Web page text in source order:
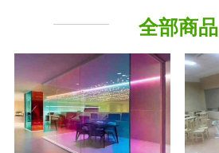
其它玻璃
全部商品